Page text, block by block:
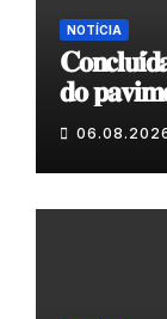
NOTÍCIA
𝐝𝐨
𝐂𝐨𝐯𝐚𝐬